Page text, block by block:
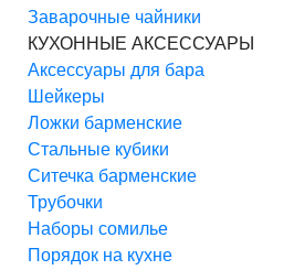
Заварочные чайники
КУХОННЫЕ АКСЕССУАРЫ
Аксессуары для бара
Шейкеры
Ложки барменские
Стальные кубики
Ситечка барменские
Трубочки
Наборы сомилье
Порядок на кухне